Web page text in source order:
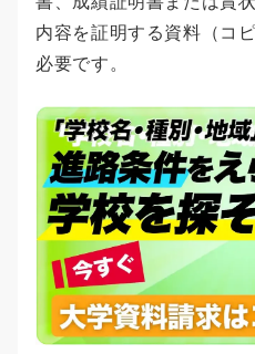
内容を証明する資料（コ
必要です。